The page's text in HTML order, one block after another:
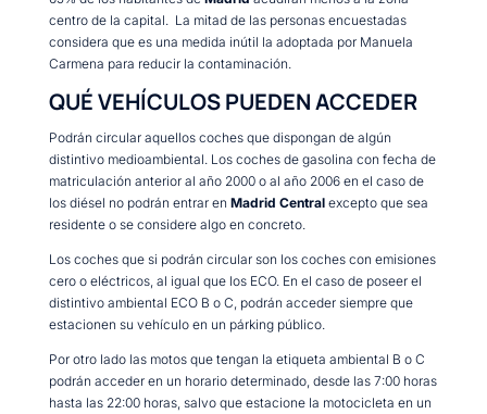
centro de la capital. La mitad de las personas encuestadas
considera que es una medida inútil la adoptada por Manuela
Carmena para reducir la contaminación.
QUÉ VEHÍCULOS PUEDEN ACCEDER
Podrán circular aquellos coches que dispongan de algún
distintivo medioambiental. Los coches de gasolina con fecha de
matriculación anterior al año 2000 o al año 2006 en el caso de
los diésel no podrán entrar en Madrid Centralexcepto que sea
residente o se considere algo en concreto.
Los coches que si podrán circular son los coches con emisiones
cero o eléctricos, al igual que los ECO. En el caso de poseer el
distintivo ambiental ECO B o C, podrán acceder siempre que
estacionen su vehículo en un párking público.
Por otro lado las motos que tengan la etiqueta ambiental B o C
podrán acceder en un horario determinado, desde las 7:00 horas
hasta las 22:00 horas, salvo que estacione la motocicleta en un